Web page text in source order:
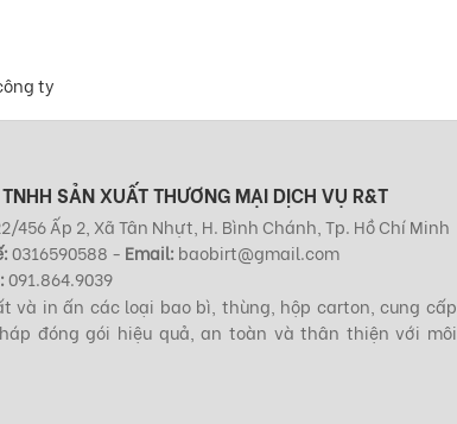
ty
SẢN XUẤT THƯƠNG MẠI DỊCH VỤ R&T
456 Ấp 2, Xã Tân Nhựt, H. Bình Chánh, Tp. Hồ Chí Minh
0316590588 - Email: baobirt@gmail.com
091.864.9039
và in ấn các loại bao bì, thùng, hộp carton, cung cấp
đóng gói hiệu quả, an toàn và thân thiện với môi